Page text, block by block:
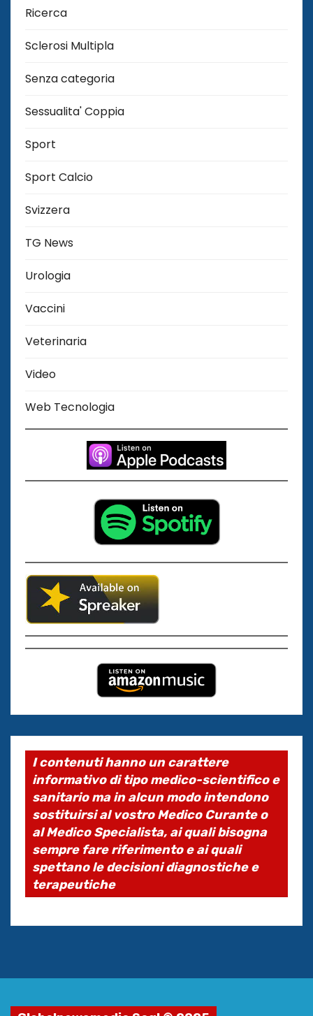
Ricerca
Sclerosi Multipla
Senza categoria
Sessualita' Coppia
Sport
Sport Calcio
Svizzera
TG News
Urologia
Vaccini
Veterinaria
Video
Web Tecnologia
I contenuti hanno un carattere
informativo di tipo medico-scientifico e
sanitario ma in alcun modo intendono
sostituirsi al vostro Medico Curante o
al Medico Specialista, ai quali bisogna
sempre fare riferimento e ai quali
spettano le decisioni diagnostiche e
terapeutiche